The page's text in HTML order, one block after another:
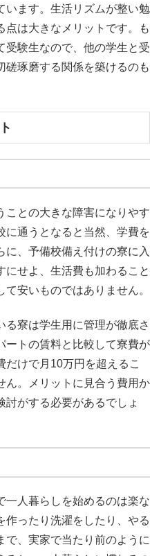
います。生活リズムが整い勉
点は大きなメリットです。も
受験生なので、他の学生と受
磋琢磨する関係を築けるのも
ことの大きな障害になりやす
に通うとなると当然、学費を
、予備校備え付けの寮に入
にせよ、生活費も加わること
安いものではありません。
寮は学生用に管理が徹底さ
ートの賃料と比較して寮費が
けで月10万円を超えるこ
ん。メリットに見合う費用か
討がする必要があるでしょ
一人暮らしを始めるのは楽な
作ったり洗濯をしたり、やる
で、実家で当たり前のように